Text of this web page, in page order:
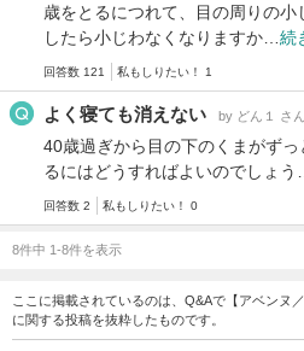
歳をとるにつれて、目の周りの小
したら小じわなくなりますか… 続
回答数 121 私もしりたい！ 1
よく寝ても消えない by どん１ さん
40歳過ぎから目の下のくまがず
るにはどうすればよいのでしょう…
回答数 2 私もしりたい！ 0
8件中 1-8件を表示
ここに掲載されているのは、Q&Aで【アベンヌ
に関する投稿を抜粋したものです。